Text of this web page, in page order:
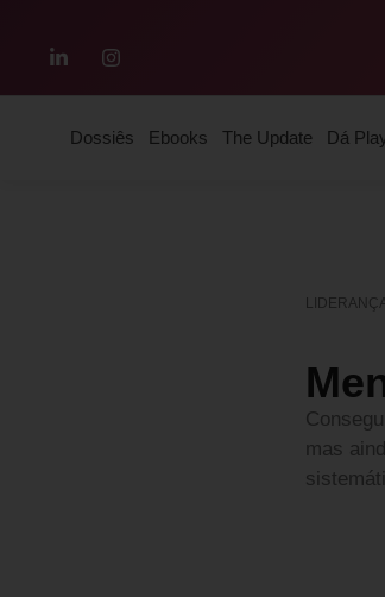
Dossiês Ebooks The Update Dá
mas